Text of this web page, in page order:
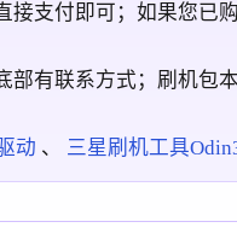
接支付即可；如果您已
部有联系方式；刷机包
动 、 三星刷机工具